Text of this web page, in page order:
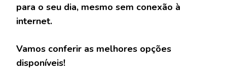
para o seu dia, mesmo sem conexão à
internet.
Vamos conferir as melhores opções
disponíveis!